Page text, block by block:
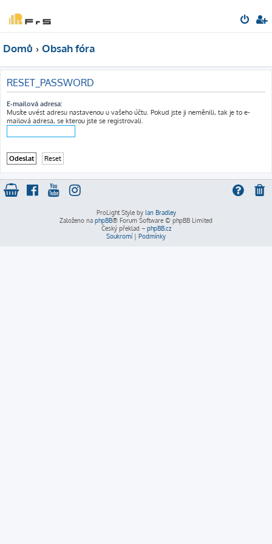
Domů Obsah fóra
RESET_PASSWORD
E-mailová adresa:
Musíte uvést adresu nastavenou u vašeho účtu. Pokud jste ji neměnili, tak je to e-
mailová adresa, se kterou jste se registrovali.
ProLight Style by Ian Bradley
Založeno na phpBB® Forum Software © phpBB Limited
Český překlad – phpBB.cz
Soukromí| Podmínky